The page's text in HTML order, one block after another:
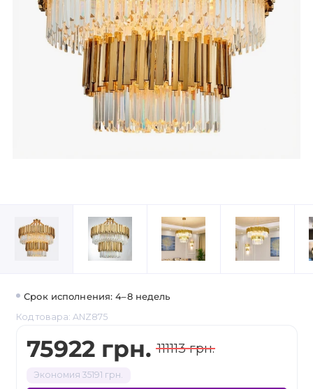
Срок исполнения: 4–8 недель
Код товара: ANZ875
75922 грн. 111113 грн.
Экономия 35191 грн.